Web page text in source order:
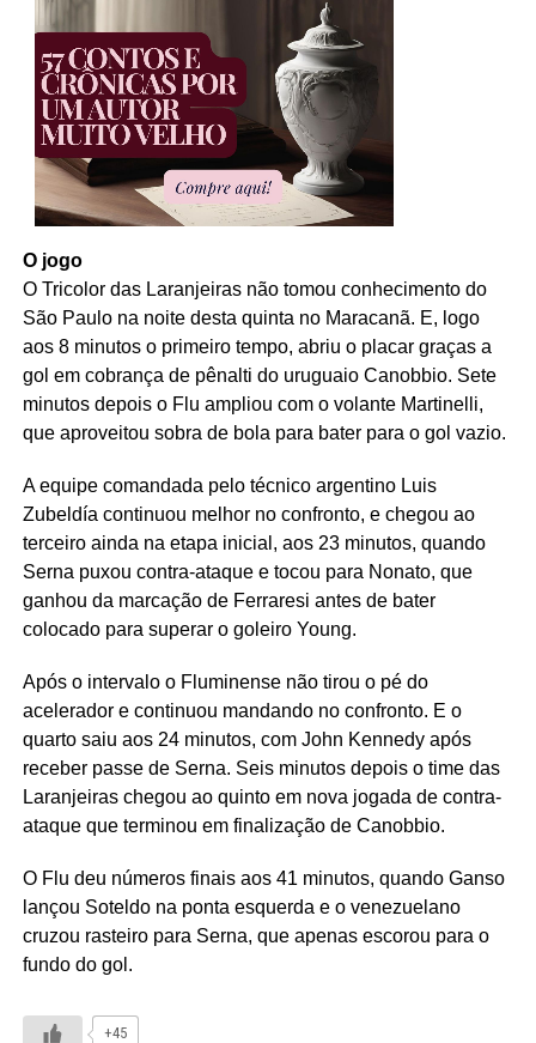
O jogo
O Tricolor das Laranjeiras não tomou conhecimento do
São Paulo na noite desta quinta no Maracanã. E, logo
aos 8 minutos o primeiro tempo, abriu o placar graças a
gol em cobrança de pênalti do uruguaio Canobbio. Sete
minutos depois o Flu ampliou com o volante Martinelli,
que aproveitou sobra de bola para bater para o gol vazio.
A equipe comandada pelo técnico argentino Luis
Zubeldía continuou melhor no confronto, e chegou ao
terceiro ainda na etapa inicial, aos 23 minutos, quando
Serna puxou contra-ataque e tocou para Nonato, que
ganhou da marcação de Ferraresi antes de bater
colocado para superar o goleiro Young.
Após o intervalo o Fluminense não tirou o pé do
acelerador e continuou mandando no confronto. E o
quarto saiu aos 24 minutos, com John Kennedy após
receber passe de Serna. Seis minutos depois o time das
Laranjeiras chegou ao quinto em nova jogada de contra-
ataque que terminou em finalização de Canobbio.
O Flu deu números finais aos 41 minutos, quando Ganso
lançou Soteldo na ponta esquerda e o venezuelano
cruzou rasteiro para Serna, que apenas escorou para o
fundo do gol.
+45